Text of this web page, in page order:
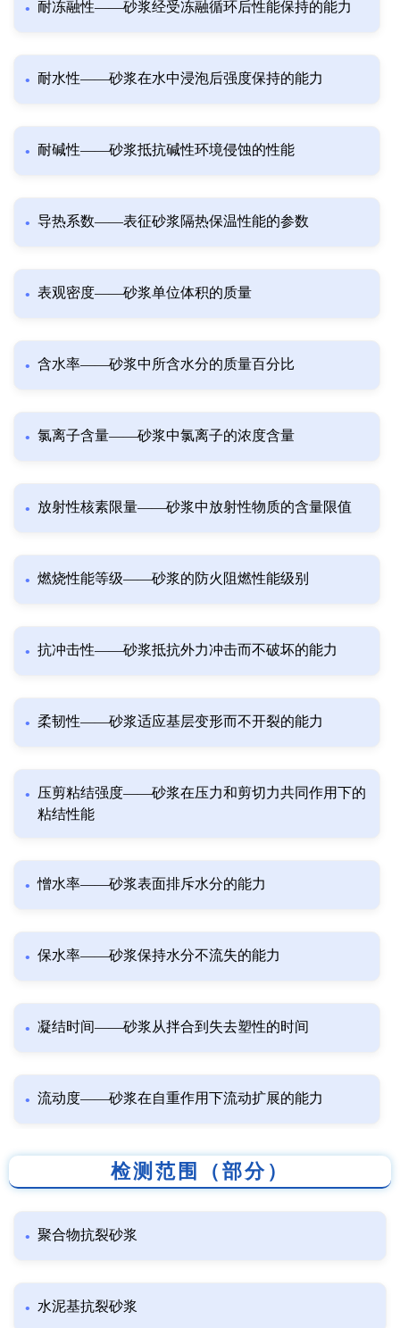
耐冻融性——砂浆经受冻融循环后性能保持的能力
耐水性——砂浆在水中浸泡后强度保持的能力
耐碱性——砂浆抵抗碱性环境侵蚀的性能
导热系数——表征砂浆隔热保温性能的参数
表观密度——砂浆单位体积的质量
含水率——砂浆中所含水分的质量百分比
氯离子含量——砂浆中氯离子的浓度含量
放射性核素限量——砂浆中放射性物质的含量限值
燃烧性能等级——砂浆的防火阻燃性能级别
抗冲击性——砂浆抵抗外力冲击而不破坏的能力
柔韧性——砂浆适应基层变形而不开裂的能力
压剪粘结强度——砂浆在压力和剪切力共同作用下的
粘结性能
憎水率——砂浆表面排斥水分的能力
保水率——砂浆保持水分不流失的能力
凝结时间——砂浆从拌合到失去塑性的时间
流动度——砂浆在自重作用下流动扩展的能力
检测范围（部分）
聚合物抗裂砂浆
水泥基抗裂砂浆